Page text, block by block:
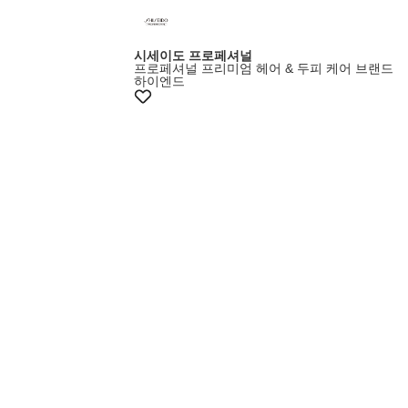
시세이도 프로페셔널
프로페셔널 프리미엄 헤어 & 두피 케어 브랜드
하이엔드